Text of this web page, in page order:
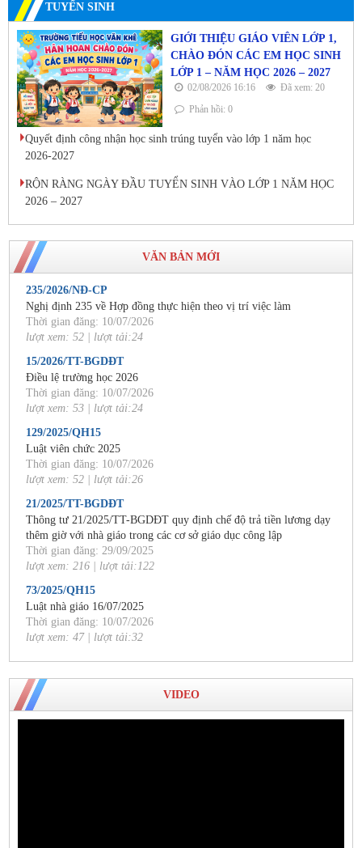
TUYỂN SINH
GIỚI THIỆU GIÁO VIÊN LỚP 1,
CHÀO ĐÓN CÁC EM HỌC SINH
LỚP 1 – NĂM HỌC 2026 – 2027
02/08/2026 16:16
Đã xem: 20
Phản hồi: 0
Quyết định công nhận học sinh trúng tuyển vào lớp 1 năm học
2026-2027
RỘN RÀNG NGÀY ĐẦU TUYỂN SINH VÀO LỚP 1 NĂM HỌC
2026 – 2027
VĂN BẢN MỚI
235/2026/NĐ-CP
Nghị định 235 về Hợp đồng thực hiện theo vị trí việc làm
Thời gian đăng: 10/07/2026
lượt xem: 52 | lượt tải:24
15/2026/TT-BGDĐT
Điều lệ trường học 2026
Thời gian đăng: 10/07/2026
lượt xem: 53 | lượt tải:24
129/2025/QH15
Luật viên chức 2025
Thời gian đăng: 10/07/2026
lượt xem: 52 | lượt tải:26
21/2025/TT-BGDĐT
Thông tư 21/2025/TT-BGDĐT quy định chế độ trả tiền lương dạy
thêm giờ với nhà giáo trong các cơ sở giáo dục công lập
Thời gian đăng: 29/09/2025
lượt xem: 216 | lượt tải:122
73/2025/QH15
Luật nhà giáo 16/07/2025
Thời gian đăng: 10/07/2026
lượt xem: 47 | lượt tải:32
VIDEO